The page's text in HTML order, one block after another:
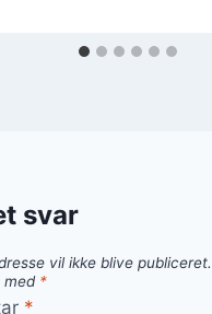
svar
vil ikke blive publiceret.
med *
*